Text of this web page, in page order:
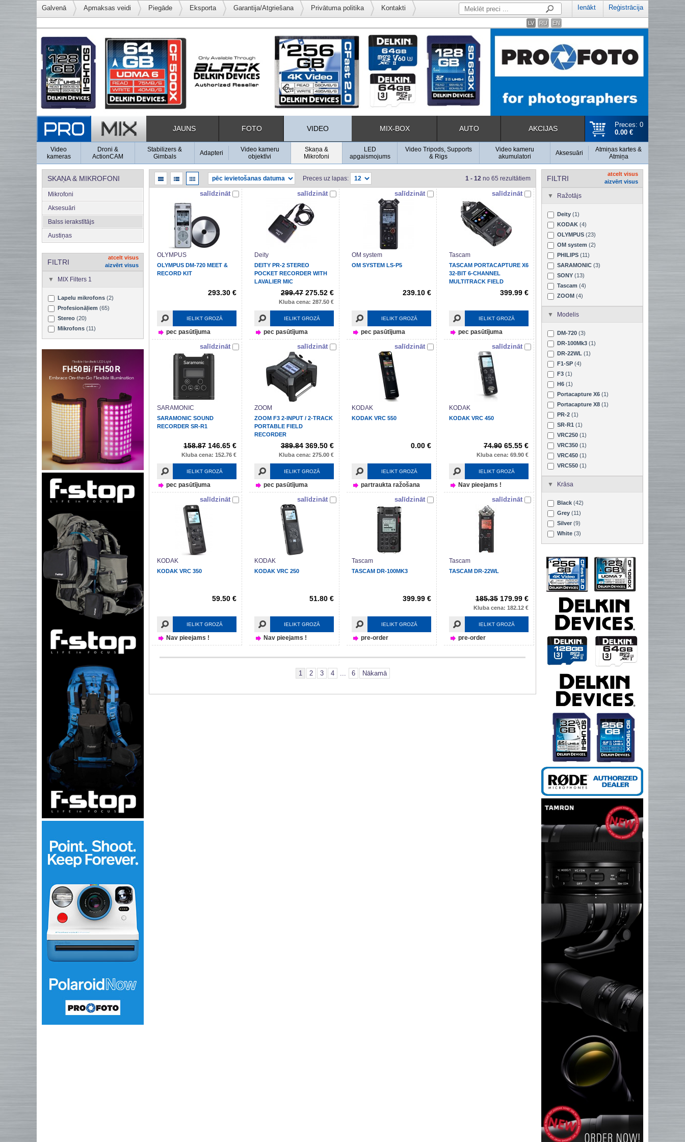
Galvenā Apmaksas veidi Piegāde Eksporta Garantija/Atgriešana Privātuma politika Kontakti Ienākt Reģistrācija
LV RU EN
Preces: 0
0.00 €
JAUNS FOTO VIDEO MIX-BOX AUTO AKCIJAS
Video
kameras
Droni &
ActionCAM
Stabilizers &
Gimbals
Adapteri
Video kameru
objektīvi
Skaņa &
Mikrofoni
LED
apgaismojums
Video Tripods, Supports
& Rigs
Video kameru
akumulatori
Aksesuāri
Atmiņas kartes &
Atmiņa
SKAŅA & MIKROFONI
Mikrofoni
Aksesuāri
Balss ierakstītājs
Austiņas
FILTRI
atcelt visus
aizvērt visus
MIX Filters 1
Lapelu mikrofons (2)
Profesionāļiem (65)
Stereo (20)
Mikrofons (11)
FILTRI
atcelt visus
aizvērt visus
Ražotājs
Deity (1)
KODAK (4)
OLYMPUS (23)
OM system (2)
PHILIPS (11)
SARAMONIC (3)
SONY (13)
Tascam (4)
ZOOM (4)
Modelis
DM-720 (3)
DR-100Mk3 (1)
DR-22WL (1)
F1-SP (4)
F3 (1)
H6 (1)
Portacapture X6 (1)
Portacapture X8 (1)
PR-2 (1)
SR-R1 (1)
VRC250 (1)
VRC350 (1)
VRC450 (1)
VRC550 (1)
Krāsa
Black (42)
Grey (11)
Silver (9)
White (3)
Preces uz lapas: 1 - 12 no 65 rezultātiem
salīdzināt
OLYMPUS
OLYMPUS DM-720 MEET &
RECORD KIT
293.30 €
IELIKT GROZĀ
pec pasūtījuma
salīdzināt
Deity
DEITY PR-2 STEREO
POCKET RECORDER WITH
LAVALIER MIC
299.47 275.52 €
Kluba cena: 287.50 €
IELIKT GROZĀ
pec pasūtījuma
salīdzināt
OM system
OM SYSTEM LS-P5
239.10 €
IELIKT GROZĀ
pec pasūtījuma
salīdzināt
Tascam
TASCAM PORTACAPTURE X6
32-BIT 6-CHANNEL
MULTITRACK FIELD
399.99 €
IELIKT GROZĀ
pec pasūtījuma
salīdzināt
SARAMONIC
SARAMONIC SOUND
RECORDER SR-R1
158.87 146.65 €
Kluba cena: 152.76 €
IELIKT GROZĀ
pec pasūtījuma
salīdzināt
ZOOM
ZOOM F3 2-INPUT / 2-TRACK
PORTABLE FIELD
RECORDER
389.84 369.50 €
Kluba cena: 275.00 €
IELIKT GROZĀ
pec pasūtījuma
salīdzināt
KODAK
KODAK VRC 550
0.00 €
IELIKT GROZĀ
partraukta ražošana
salīdzināt
KODAK
KODAK VRC 450
74.90 65.55 €
Kluba cena: 69.90 €
IELIKT GROZĀ
Nav pieejams !
salīdzināt
KODAK
KODAK VRC 350
59.50 €
IELIKT GROZĀ
Nav pieejams !
salīdzināt
KODAK
KODAK VRC 250
51.80 €
IELIKT GROZĀ
Nav pieejams !
salīdzināt
Tascam
TASCAM DR-100MK3
399.99 €
IELIKT GROZĀ
pre-order
salīdzināt
Tascam
TASCAM DR-22WL
185.35 179.99 €
Kluba cena: 182.12 €
IELIKT GROZĀ
pre-order
1 2 3 4 ... 6 Nākamā